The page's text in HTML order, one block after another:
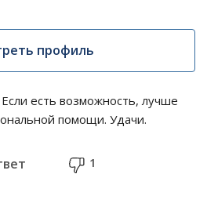
профиль
есть возможность, лучше
помощи. Удачи.
1